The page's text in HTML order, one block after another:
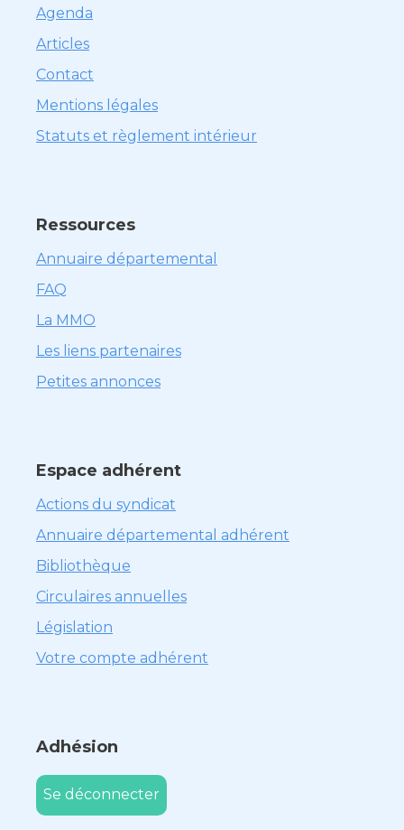
Agenda
Articles
Contact
Mentions légales
Statuts et règlement intérieur
Ressources
Annuaire départemental
FAQ
La MMO
Les liens partenaires
Petites annonces
Espace adhérent
Actions du syndicat
Annuaire départemental adhérent
Bibliothèque
Circulaires annuelles
Législation
Votre compte adhérent
Adhésion
Se déconnecter